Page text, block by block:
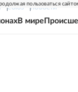
пользоваться
СОЮЗ НОВОСТИ
В мире